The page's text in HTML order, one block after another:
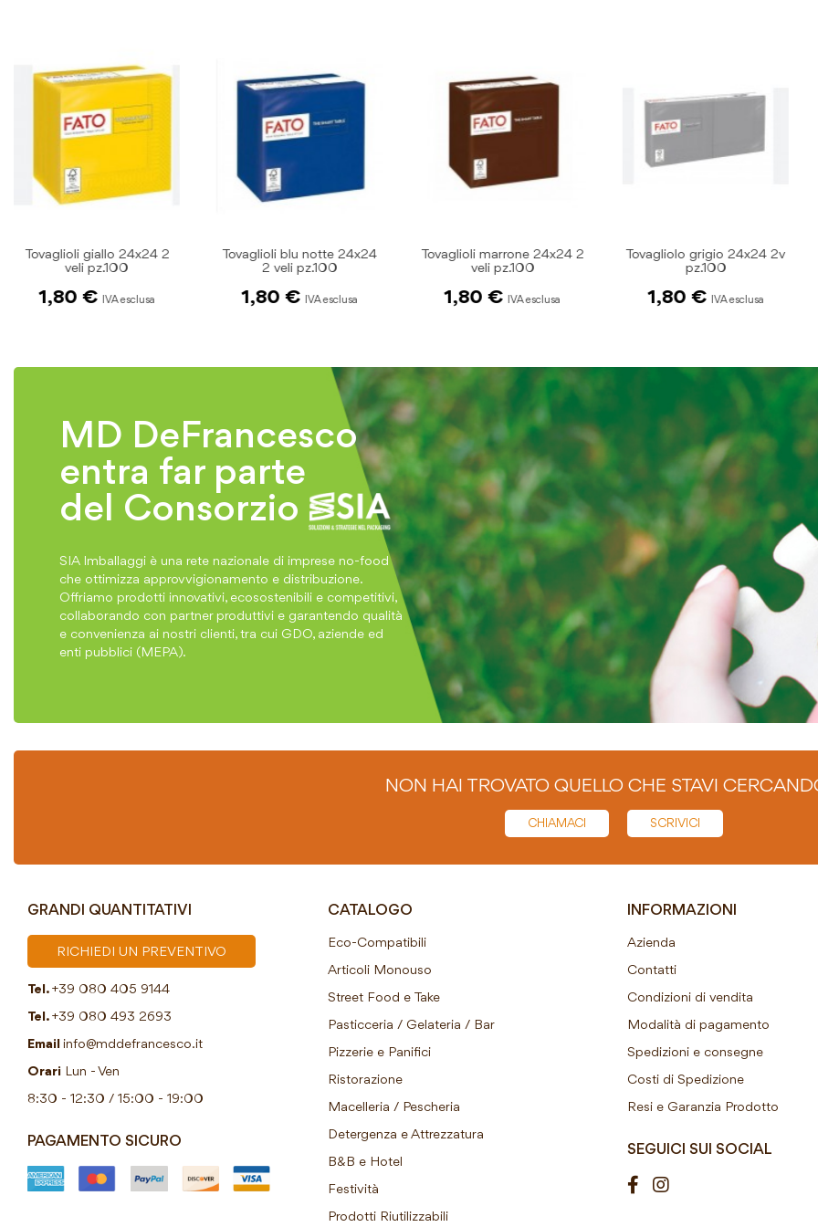
Tovaglioli blu notte 24x24
2 veli pz.100
1,80 €
Tovaglioli marrone 24x24 2
veli pz.100
1,80 €
Tovagliolo grigio 24x24 2v
pz.100
1,80 €
Tovaglioli rosso 24x24 2v
pz.100
1,80 €
MD DeFrancesco
entra far parte
del Consorzio
SIA Imballaggi è una rete nazionale di imprese no-food
che ottimizza approvvigionamento e distribuzione.
Offriamo prodotti innovativi, ecosostenibili e competitivi,
collaborando con partner produttivi e garantendo qualità
e convenienza ai nostri clienti, tra cui GDO, aziende ed
enti pubblici (MEPA).
NON HAI TROVATO QUELLO CHE STAVI
CHIAMACI SCRIVICI
GRANDI QUANTITATIVI
RICHIEDI UN PREVENTIVO
Tel. +39 080 405 9144
Tel. +39 080 493 2693
Email info@mddefrancesco.it
Orari Lun - Ven
8:30 - 12:30 / 15:00 - 19:00
PAGAMENTO SICURO
CATALOGO
Eco-Compatibili
Articoli Monouso
Street Food e Take
Pasticceria / Gelateria / Bar
Pizzerie e Panifici
Ristorazione
Macelleria / Pescheria
Detergenza e Attrezzatura
B&B e Hotel
Festività
Prodotti Riutilizzabili
INFORMAZIONI
Azienda
Contatti
Condizioni di vendita
Modalità di pagamento
Spedizioni e consegne
Costi di Spedizione
Resi e Garanzia Prodotto
SEGUICI SUI SOCIAL